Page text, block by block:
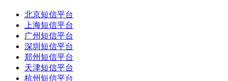
北京短信平台
上海短信平台
广州短信平台
深圳短信平台
郑州短信平台
天津短信平台
杭州短信平台